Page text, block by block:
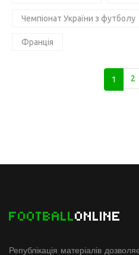
Чемпіонат України з футболу
Франція
1 2
FOOTBALLONLINE
Републікація матеріалів